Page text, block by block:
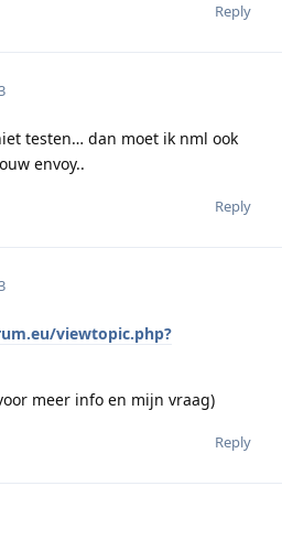
Reply
testen… dan moet ik nml ook
envoy..
Reply
viewtopic.php?
meer info en mijn vraag)
Reply